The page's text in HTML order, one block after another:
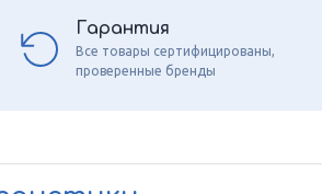
Гарантия
Все товары сертифицированы,
проверенные бренды